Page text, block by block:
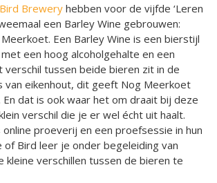
Bird Brewery hebben voor de vijfde ‘Leren
een Barley Wine gebrouwen:
Een Barley Wine is een bierstijl
een hoog alcoholgehalte en een
verschil tussen beide bieren zit in de
van eikenhout, dit geeft Nog Meerkoet
En dat is ook waar het om draait bij deze
verschil die je er wel écht uit haalt.
proeverij en een proefsessie in hun
of Bird leer je onder begeleiding van
kleine verschillen tussen de bieren te